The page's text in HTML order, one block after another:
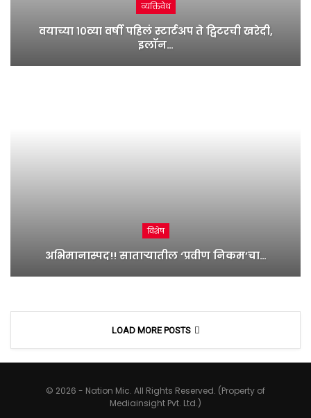
व्यक्तिवेध
वयाच्या १०व्या वर्षी पहिलं स्टार्टअप ते ट्विटरची खरेदी,
इलॉन…
विशेष
अभिमानास्पद!! साताऱ्यातील ‘प्रवीण निकम’चा…
LOAD MORE POSTS
© 2026 - Nation Mic. All Rights Reserved. (Property of
Mediainsight Pvt. Ltd.)